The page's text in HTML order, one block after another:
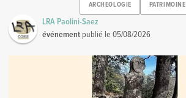
ARCHEOLOGIE PATRIMOINE
LRA Paolini-Saez
événement publié le05/08/2026